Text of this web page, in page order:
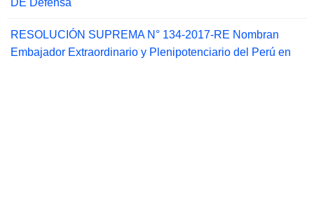
DE Defensa
RESOLUCIÓN SUPREMA N° 134-2017-RE Nombran
Embajador Extraordinario y Plenipotenciario del Perú en